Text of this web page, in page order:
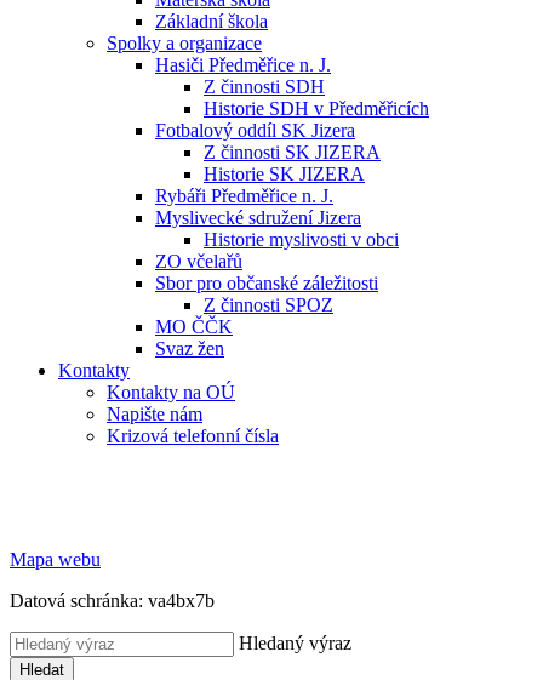
Základní škola
Spolky a organizace
Hasiči Předměřice n. J.
Z činnosti SDH
Historie SDH v Předměřicích
Fotbalový oddíl SK Jizera
Z činnosti SK JIZERA
Historie SK JIZERA
Rybáři Předměřice n. J.
Myslivecké sdružení Jizera
Historie myslivosti v obci
ZO včelařů
Sbor pro občanské záležitosti
Z činnosti SPOZ
MO ČČK
Svaz žen
Kontakty
Kontakty na OÚ
Napište nám
Krizová telefonní čísla
Mapa webu
Datová schránka: va4bx7b
Hledaný výraz
Hledat